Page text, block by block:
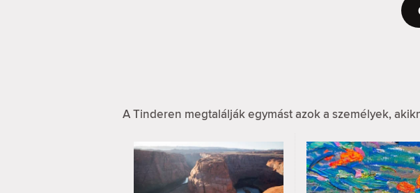
A Tinderen megtalálják egymást azok a személyek,